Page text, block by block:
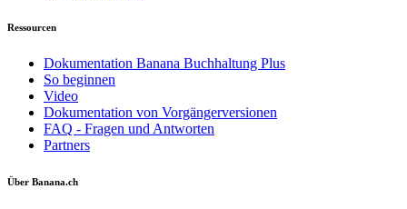
Ressourcen
Dokumentation Banana Buchhaltung Plus
So beginnen
Video
Dokumentation von Vorgängerversionen
FAQ - Fragen und Antworten
Partners
Über Banana.ch